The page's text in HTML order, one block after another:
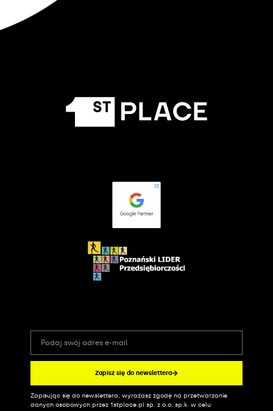
Zapisz się do newslettera
Alternative:
Zapisując się do newslettera, wyrażasz zgodę na przetwarzanie
danych osobowych przez 1stplace.pl sp. z o.o. sp.k. w celu